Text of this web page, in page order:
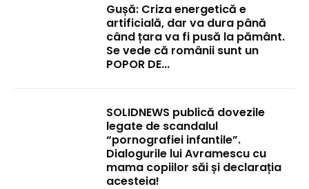
Gușă: Criza energetică e
artificială, dar va dura până
când țara va fi pusă la pământ.
Se vede că românii sunt un
POPOR DE...
SOLIDNEWS publică dovezile
legate de scandalul
“pornografiei infantile”.
Dialogurile lui Avramescu cu
mama copiilor săi și declarația
acesteia!